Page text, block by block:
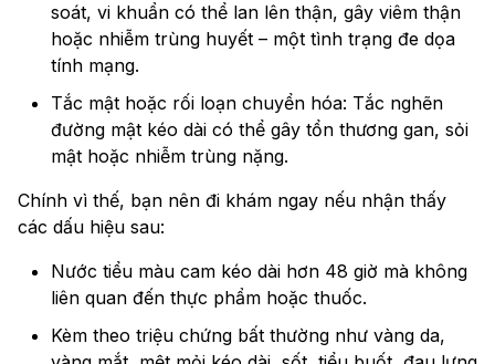
soát, vi khuẩn có thể lan lên thận, gây viêm thận
hoặc nhiễm trùng huyết – một tình trạng đe dọa
tính mạng.
Tắc mật hoặc rối loạn chuyển hóa: Tắc nghẽn
đường mật kéo dài có thể gây tổn thương gan, sỏi
mật hoặc nhiễm trùng nặng.
Chính vì thế, bạn nên đi khám ngay nếu nhận thấy
các dấu hiệu sau:
Nước tiểu màu cam kéo dài hơn 48 giờ mà không
liên quan đến thực phẩm hoặc thuốc.
Kèm theo triệu chứng bất thường như vàng da,